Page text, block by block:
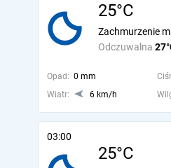
25°C
Odczuwalna
Zachmurzenie
Opad: 0 mm
Wiatr:
6 km/h
03:00
25°C